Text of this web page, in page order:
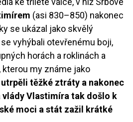
(asi 830–850) nakonec
se ukázal jako skvělý
vyhýbali otevřenému boji,
horách a roklinách a
my známe jako
těžké ztráty a nakonec
Vlastimíra tak došlo k
moci a stát zažil krátké